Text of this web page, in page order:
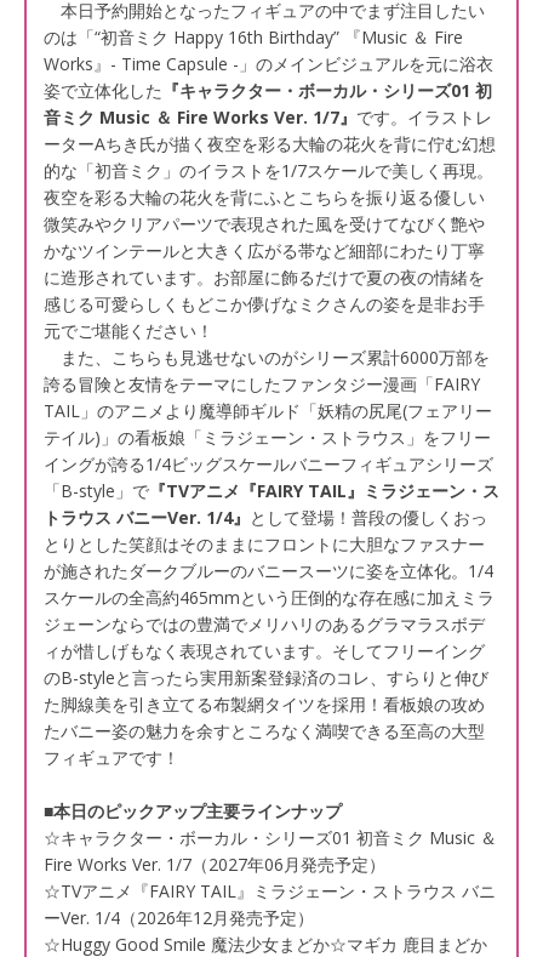
本日予約開始となったフィギュアの中でまず注目したい
のは「“初音ミク Happy 16th Birthday” 『Music ＆ Fire
Works』- Time Capsule -」のメインビジュアルを元に浴衣
姿で立体化した 『キャラクター・ボーカル・シリーズ01 初
音ミク Music ＆ Fire Works Ver. 1/7』 です。イラストレ
ーターAちき氏が描く夜空を彩る大輪の花火を背に佇む幻想
的な「初音ミク」のイラストを1/7スケールで美しく再現。
夜空を彩る大輪の花火を背にふとこちらを振り返る優しい
微笑みやクリアパーツで表現された風を受けてなびく艶や
かなツインテールと大きく広がる帯など細部にわたり丁寧
に造形されています。お部屋に飾るだけで夏の夜の情緒を
感じる可愛らしくもどこか儚げなミクさんの姿を是非お手
元でご堪能ください！
また、こちらも見逃せないのがシリーズ累計6000万部を
誇る冒険と友情をテーマにしたファンタジー漫画「FAIRY
TAIL」のアニメより魔導師ギルド「妖精の尻尾(フェアリー
テイル)」の看板娘「ミラジェーン・ストラウス」をフリー
イングが誇る1/4ビッグスケールバニーフィギュアシリーズ
「B-style」で 『TVアニメ『FAIRY TAIL』ミラジェーン・ス
トラウス バニーVer. 1/4』 として登場！普段の優しくおっ
とりとした笑顔はそのままにフロントに大胆なファスナー
が施されたダークブルーのバニースーツに姿を立体化。1/4
スケールの全高約465mmという圧倒的な存在感に加えミラ
ジェーンならではの豊満でメリハリのあるグラマラスボデ
ィが惜しげもなく表現されています。そしてフリーイング
のB-styleと言ったら実用新案登録済のコレ、すらりと伸び
た脚線美を引き立てる布製網タイツを採用！看板娘の攻め
たバニー姿の魅力を余すところなく満喫できる至高の大型
フィギュアです！
■本日のピックアップ主要ラインナップ
☆キャラクター・ボーカル・シリーズ01 初音ミク Music ＆
Fire Works Ver. 1/7（2027年06月発売予定）
☆TVアニメ『FAIRY TAIL』ミラジェーン・ストラウス バニ
ーVer. 1/4（2026年12月発売予定）
☆Huggy Good Smile 魔法少女まどか☆マギカ 鹿目まどか